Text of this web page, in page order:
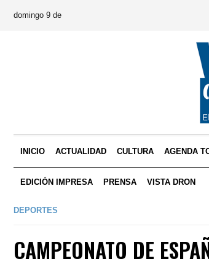
domingo 9 de
INICIO ACTUALIDAD CULTURA AGENDA
EDICIÓN IMPRESA PRENSA VISTA DRON
DEPORTES
CAMPEONATO DE